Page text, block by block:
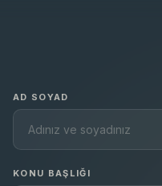
AD SOYAD
KONU BAŞLIĞI